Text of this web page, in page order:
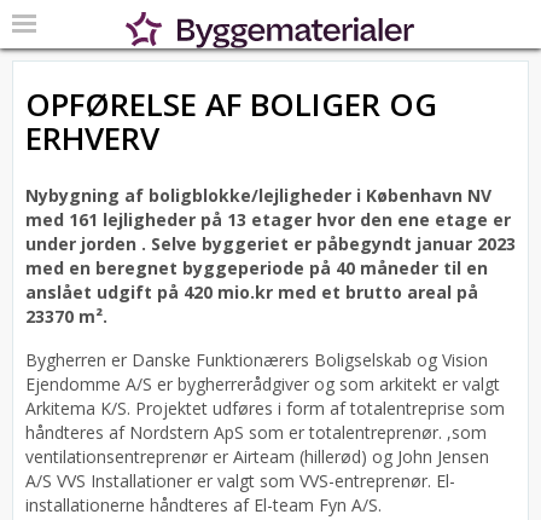
OPFØRELSE AF BOLIGER OG
ERHVERV
Nybygning af boligblokke/lejligheder i København NV
med 161 lejligheder på 13 etager hvor den ene etage er
under jorden . Selve byggeriet er påbegyndt januar 2023
med en beregnet byggeperiode på 40 måneder til en
anslået udgift på 420 mio.kr med et brutto areal på
23370 m².
Bygherren er Danske Funktionærers Boligselskab og Vision
Ejendomme A/S er bygherrerådgiver og som arkitekt er valgt
Arkitema K/S. Projektet udføres i form af totalentreprise som
håndteres af Nordstern ApS som er totalentreprenør. ,som
ventilationsentreprenør er Airteam (hillerød) og John Jensen
A/S VVS Installationer er valgt som VVS-entreprenør. El-
installationerne håndteres af El-team Fyn A/S.